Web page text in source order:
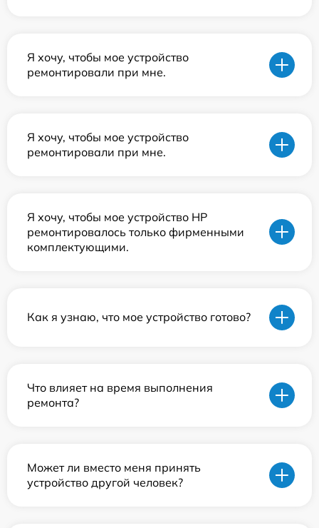
Я хочу, чтобы мое устройство
ремонтировали при мне.
Я хочу, чтобы мое устройство
ремонтировали при мне.
Я хочу, чтобы мое устройство HP
ремонтировалось только фирменными
комплектующими.
Как я узнаю, что мое устройство готово?
Что влияет на время выполнения
ремонта?
Может ли вместо меня принять
устройство другой человек?